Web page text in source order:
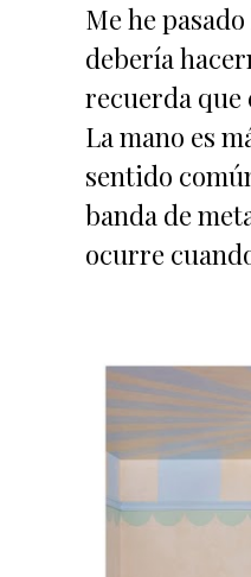
Me he
debería
recuerda que
La mano es
sentido
banda de
ocurre